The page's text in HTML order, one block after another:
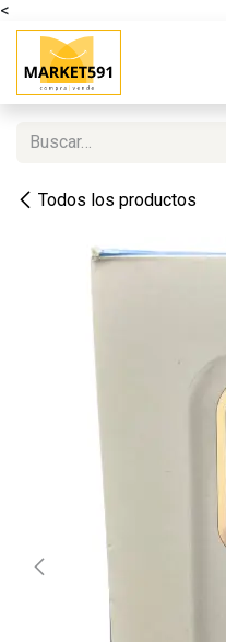
<
Ir al contenido
Todos los productos